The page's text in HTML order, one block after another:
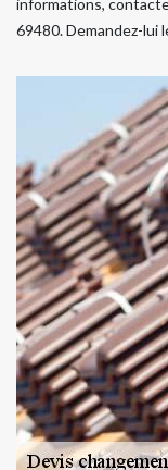
informations,
69480. Demandez-lui